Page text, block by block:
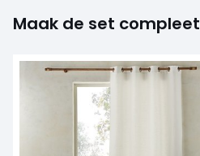
Maak de set compleet